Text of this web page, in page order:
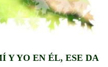
Y YO EN ÉL, ESE DA